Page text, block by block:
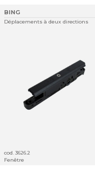
BING
Déplacements à deux directions
cod. 3626.2
Fenêtre